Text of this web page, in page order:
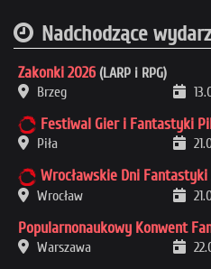
Nadchodzące
Zakonki 2026 (LARP i RPG)
Brzeg
Festiwal Gier i Fantastyki
Piła
Wrocławskie Dni Fantastyki
Wrocław
Popularnonaukowy Konwent
Warszawa